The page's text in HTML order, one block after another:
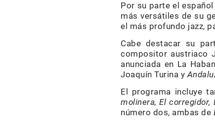
Por su parte el
más versátiles de su
el más profundo jazz,
Cabe destacar su
compositor austriaco
anunciada en La
Joaquín Turina y
El programa incluye
molinera, El corregidor,
número dos, ambas de